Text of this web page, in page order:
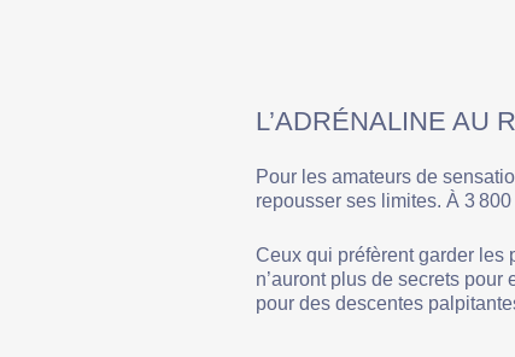
L’ADRÉNALINE AU
Pour les amateurs de
repousser ses limites. À 3
Ceux qui préfèrent garder les
n’auront plus de secrets
pour des descentes